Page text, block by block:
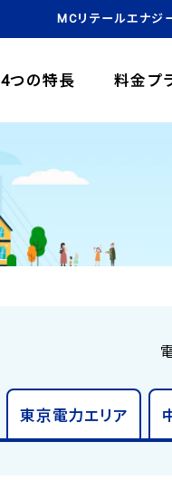
4つの特長 料金プ
MCリテールエナジ
東京電力エリア